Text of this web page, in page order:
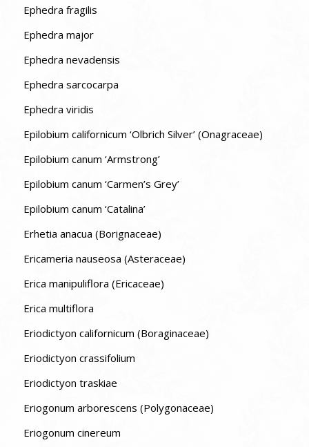
Ephedra fragilis
Ephedra major
Ephedra nevadensis
Ephedra sarcocarpa
Ephedra viridis
Epilobium californicum ‘Olbrich Silver’ (Onagraceae)
Epilobium canum ‘Armstrong’
Epilobium canum ‘Carmen’s Grey’
Epilobium canum ‘Catalina’
Erhetia anacua (Borignaceae)
Ericameria nauseosa (Asteraceae)
Erica manipuliflora (Ericaceae)
Erica multiflora
Eriodictyon californicum (Boraginaceae)
Eriodictyon crassifolium
Eriodictyon traskiae
Eriogonum arborescens (Polygonaceae)
Eriogonum cinereum